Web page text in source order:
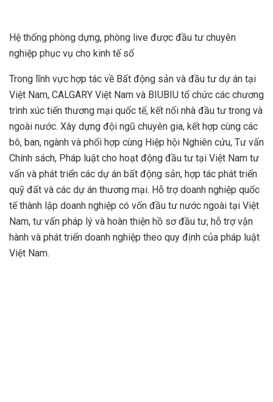
Hệ thống phòng dựng, phòng live được đầu tư chuyên
nghiệp phục vụ cho kinh tế số
Trong lĩnh vực hợp tác về Bất động sản và đầu tư dự án tại
Việt Nam, CALGARY Việt Nam và BIUBIU tổ chức các chương
trình xúc tiến thương mại quốc tế, kết nối nhà đầu tư trong và
ngoài nước. Xây dựng đội ngũ chuyên gia, kết hợp cùng các
bô, ban, ngành và phối hợp cùng Hiệp hội Nghiên cứu, Tư vấn
Chính sách, Pháp luật cho hoạt động đầu tư tại Việt Nam tư
vấn và phát triển các dự án bất động sản, hợp tác phát triển
quỹ đất và các dự án thương mại. Hỗ trợ doanh nghiệp quốc
tế thành lập doanh nghiệp có vốn đầu tư nước ngoài tại Việt
Nam, tư vấn pháp lý và hoàn thiện hồ sơ đầu tư, hỗ trợ vận
hành và phát triển doanh nghiệp theo quy định của pháp luật
Việt Nam.